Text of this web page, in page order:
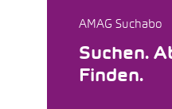
AMAG Suchabo
Suchen.
Finden.